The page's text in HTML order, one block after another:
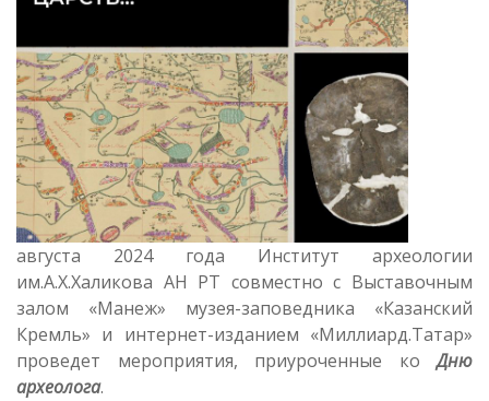
августа 2024 года Институт археологии
им.А.Х.Халикова АН РТ совместно с Выставочным
залом «Манеж» музея-заповедника «Казанский
Кремль» и интернет-изданием «Миллиард.Татар»
проведет мероприятия, приуроченные коДню
археолога.